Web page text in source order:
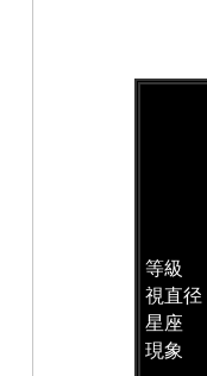
等級
視直径
星座
現象